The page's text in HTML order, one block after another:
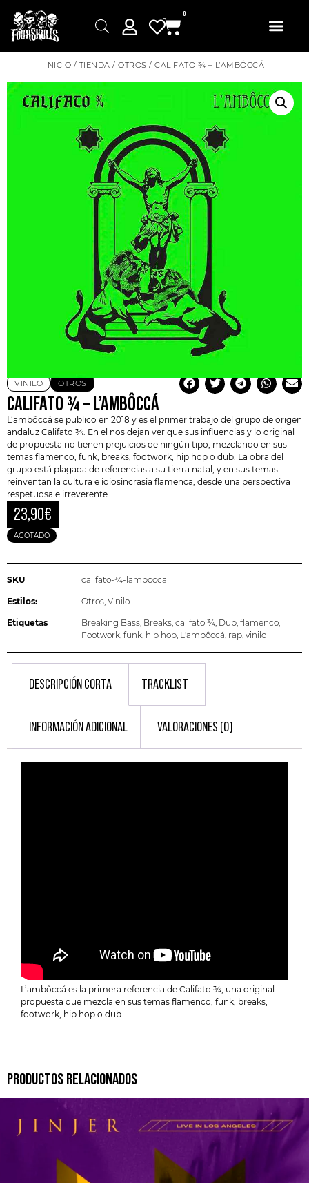
0
INICIO / TIENDA / OTROS / CALIFATO ¾ – L’AMBÔCCÁ
VINILO OTROS
CALIFATO ¾ – L’AMBÔCCÁ
L’ambôccá se publico en 2018 y es el primer trabajo del grupo de origen
andaluz Califato ¾ . En el nos dejan ver que sus influencias y lo original
de propuesta no tienen prejuicios de ningún tipo, mezclando en sus
temas flamenco funk , breaks, footwork, hip hop o dub . La obra del
grupo está plagada de referencias a su tierra natal, y en sus temas​
reinventan la cultura e idiosincrasia flamenca, desde una perspectiva
respetuosa e irreverente.
23,90€
AGOTADO
SKU califato-¾-lambocca
Estilos: Otros Vinilo
Etiquetas Breaking Bass Breaks califato ¾ Dub flamenco
Footwork funk hip hop L'ambôccá rap vinilo
DESCRIPCIÓN CORTA TRACKLIST
INFORMACIÓN ADICIONAL VALORACIONES (0)
L’ambôccá es la primera referencia de Califato ¾, una original
propuesta que mezcla en sus temas flamenco, funk, breaks,
footwork, hip hop o dub.
PRODUCTOS RELACIONADOS